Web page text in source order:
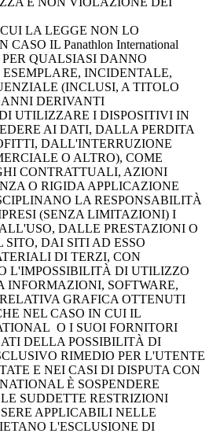
LA LEGGE NON LO
CASO IL Panathlon International
QUALSIASI DANNO
INCIDENTALE,
(INCLUSI, A TITOLO
DERIVANTI
UTILIZZARE I DISPOSITIVI IN
AI DATI, DALLA PERDITA
DALL'INTERRUZIONE
O ALTRO), COME
CONTRATTUALI, AZIONI
O RIGIDA APPLICAZIONE
LA RESPONSABILITÀ
(SENZA LIMITAZIONI) I
DALLE PRESTAZIONI O
DAI SITI AD ESSO
DI TERZI, CON
L'IMPOSSIBILITÀ DI UTILIZZO
INFORMAZIONI, SOFTWARE,
GRAFICA OTTENUTI
NEL CASO IN CUI IL
O I SUOI FORNITORI
DELLA POSSIBILITÀ DI
RIMEDIO PER L'UTENTE
E NEI CASI DI DISPUTA CON
È SOSPENDERE
SUDDETTE RESTRIZIONI
APPLICABILI NELLE
L'ESCLUSIONE DI